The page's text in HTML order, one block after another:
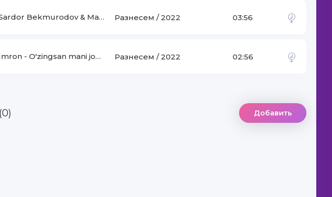
Sardor Bekmurodov & Maftun -O'zimdan ketma
Разнесем / 2022 03:56
- O'zingsan mani jonim Разнесем / 2022 02:56
Добавить